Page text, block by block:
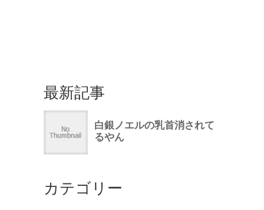
最新記事
カテゴリー